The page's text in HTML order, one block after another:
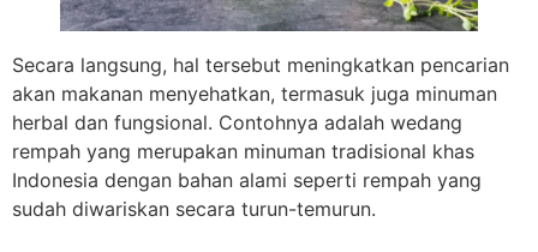
Secara langsung, hal tersebut meningkatkan pencarian
akan makanan menyehatkan, termasuk juga minuman
herbal dan fungsional. Contohnya adalah wedang
rempah yang merupakan minuman tradisional khas
Indonesia dengan bahan alami seperti rempah yang
sudah diwariskan secara turun-temurun.